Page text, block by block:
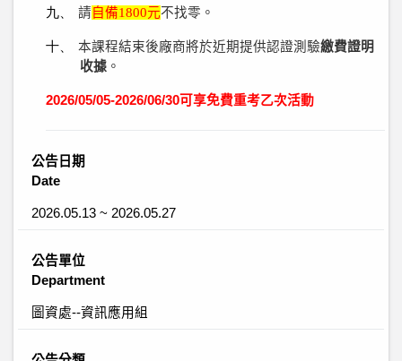
九、 請 自備1800元不找零。
十、 本課程結束後廠商將於近期提供認證測驗繳費證明
收據。
2026/05/05-2026/06/30可享免費重考乙次活動
公告日期
Date
2026.05.13 ~ 2026.05.27
公告單位
Department
圖資處--資訊應用組